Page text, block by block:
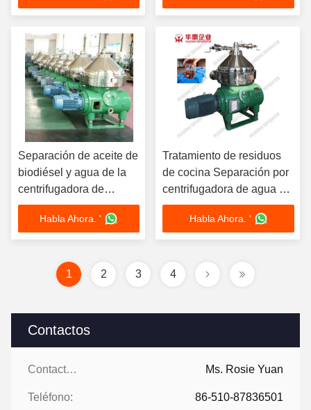
Contactos
Contactos: Ms. Rosie Yuan
Teléfono: 86-510-87836501
Separación de aceite de
biodiésel y agua de la
centrifugadora de
autolimpieza vertical
Habla Ahora. '
Tratamiento de residuos
de cocina Separación por
centrifugadora de agua y
aceite 6.5kw
Habla Ahora. '
1 2 3 4